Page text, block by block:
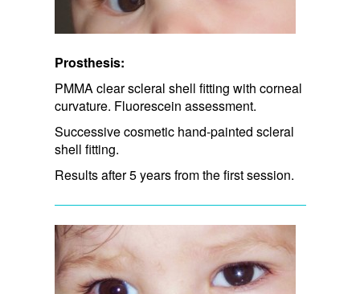
Prosthesis:
PMMA clear scleral shell fitting with corneal
curvature. Fluorescein assessment.
Successive cosmetic hand-painted scleral
shell fitting.
Results after 5 years from the first session.